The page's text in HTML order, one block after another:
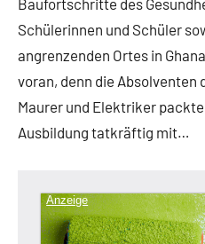
Baufortschritte des
Schülerinnen und Schüler
angrenzenden Ortes in
voran, denn die Absolventen
Maurer und Elektriker
Ausbildung tatkräftig mit…
Anzeige